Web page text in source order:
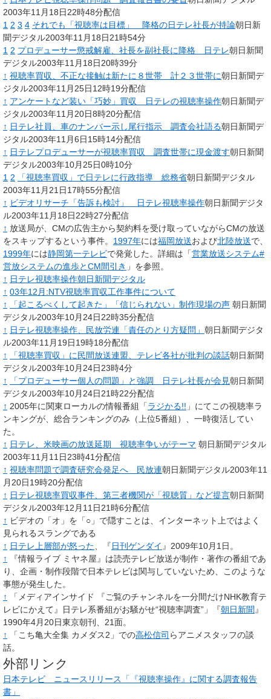
2003年11月18日22時48分配信
1 2 3 4 それでも「視聴率は目標」 降格の日テレ社長が持論朝日新
聞デジタル2003年11月18日21時54分
1 2 プロデューサー懲戒解雇、社長を副社長に降格 日テレ朝日新聞
デジタル2003年11月18日20時39分
↑ 視聴率買収、不正な接触は新たに８世帯 計２３世帯に朝日新聞デ
ジタル2003年11月25日12時19分配信
↑ アンケートなど装い「巧妙」買収 日テレの視聴率操作朝日新聞デ
ジタル2003年11月20日8時20分配信
↑ 日テレ社員、車のナンバー示し尾行指示 調査会社語る朝日新聞デ
ジタル2003年11月6日15時14分配信
↑ 日テレプロデューサーが視聴率買収 調査世帯に現金渡す朝日新聞
デジタル2003年10月25日0時10分
1 2 「視聴率買収」で日テレに行政指導 総務省朝日新聞デジタル
2003年11月21日17時55分配信
↑ ビデオリサーチ「告訴も検討」 日テレ視聴率操作朝日新聞デジタ
ル2003年11月18日22時27分配信
↑ 放送局が、CMの広告主から契約料を受け取っていながらCMの放送
をスキップするという事件。 1997年には福岡放送および北陸放送で、
1999年には静岡第一テレビで発覚した。詳細は「営業放送システム#
営放システムの進歩とCM間引き 」を参照。
↑ 日テレ視聴率操作朝日新聞デジタル
↑ 03年12月:NTV視聴率買収工作事件について
↑
「起こるべくして起きた」「信じられない」制作現場の声 朝日新聞
デジタル2003年10月24日22時35分配信
↑ 日テレ視聴率操作、民放労連「責任のとり方疑問」 朝日新聞デジタ
ル2003年11月19日19時18分配信
↑
「視聴率買収」に民間放送連盟、テレビ各社が批判の談話朝日新聞
デジタル2003年10月24日23時4分
↑
「プロデューサー個人の問題」と強調 日テレ社長が会見朝日新聞
デジタル2003年10月24日21時22分配信
↑ 2005年に関東ローカルの情報番組「ラジかる!! 」にてこの視聴率ラ
ンキングが、総合ランキングのみ（上位5番組）、一時復活してい
た。
↑ 日テレ、米映画の放送延期 視聴率争いがテーマ 朝日新聞デジタル
2003年11月11日23時41分配信
↑ 視聴率問題で調査研究会発足へ 民放連朝日新聞デジタル2003年11
月20日19時20分配信
↑ 日テレ視聴率買収事件、第三者機関が「視聴質」など提言朝日新聞
デジタル2003年12月11日21時6分配信
↑ ビデオの「オ」を「○」で隠すことは、インターネット上ではよく
見られるスラングである
↑ 日テレ上層部が怒った 、『日刊ゲンダイ 』2009年10月1日。
↑
『情報ライブ ミヤネ屋』は読売テレビ放送が制作・著作の番組であ
り、企画・制作段階で日本テレビは関与していないため、このような
事態が発生した。
↑
「メディアインサイド 『ご覧のチャンネルを一分間だけNHK教育テ
レビにかえて』日テレ系番組がお騒がせ“視聴率調査”」『朝日新聞 』
1990年4月20日東京朝刊、21面。
↑
「こち亀大全集 カメダス2」での高松信司 らアニメスタッフの談
話。
外部リンク
日本テレビ ニュースリリース「『視聴率操作』に関する調査報告
書」